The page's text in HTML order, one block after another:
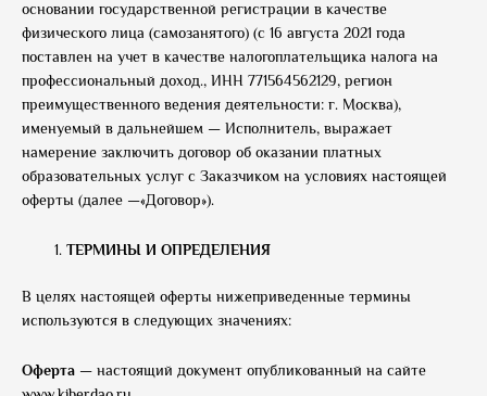
основании государственной регистрации в качестве
физического лица (самозанятого) (с 16 августа 2021 года
поставлен на учет в качестве налогоплательщика налога на
профессиональный доход., ИНН 771564562129, регион
преимущественного ведения деятельности: г. Москва),
именуемый в дальнейшем — Исполнитель, выражает
намерение заключить договор об оказании платных
образовательных услуг с Заказчиком на условиях настоящей
оферты (далее —«Договор»).
ТЕРМИНЫ И ОПРЕДЕЛЕНИЯ
В целях настоящей оферты нижеприведенные термины
используются в следующих значениях:
Оферта — настоящий документ опубликованный на сайте